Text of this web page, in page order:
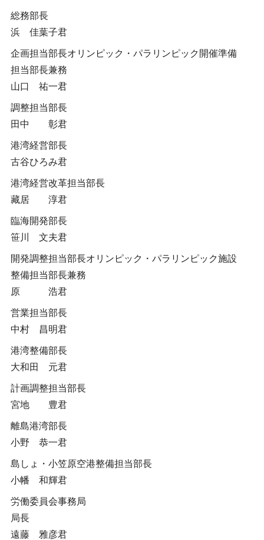
総務部長
浜 佳葉子君
企画担当部長オリンピック・パラリンピック開催準備
担当部長兼務
山口 祐一君
調整担当部長
田中 彰君
港湾経営部長
古谷ひろみ君
港湾経営改革担当部長
藏居 淳君
臨海開発部長
笹川 文夫君
開発調整担当部長オリンピック・パラリンピック施設
整備担当部長兼務
原 浩君
営業担当部長
中村 昌明君
港湾整備部長
大和田 元君
計画調整担当部長
宮地 豊君
離島港湾部長
小野 恭一君
島しょ・小笠原空港整備担当部長
小幡 和輝君
労働委員会事務局
局長
遠藤 雅彦君